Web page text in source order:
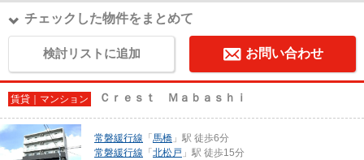
チェックした物件をまとめて
検討リストに追加 お問い合わせ
賃貸｜マンション Ｃｒｅｓｔ Ｍａｂａｓｈｉ
常磐緩行線 「 馬橋 」駅 徒歩6分
常磐緩行線 「 北松戸 」駅 徒歩15分